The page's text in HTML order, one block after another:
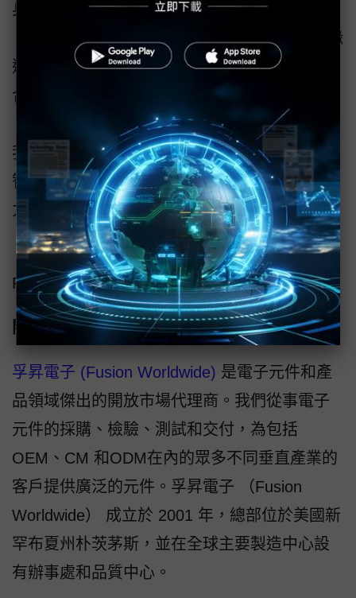
身為全球領先的電子元件代理商，孚昇電子
（Fusion Worldwide）
致力於支援人工智慧邊緣
運算事業。我們提供全面的尖端解決方案組
合，包括高效能處理器、圖形處理器
（GPU）、低功耗微控制器和連接解決方案。
我們致力於協助客戶在邊緣裝置上建置和部署
智慧應用，釋放人工智慧邊緣運算的巨大潛
力。
（以上文章作者為孚昇電子台灣地區銷售經理
Rickie Huang，DIGITIMES蕭怡恩編輯）
關於 Fusion Worldwide
孚昇電子 (Fusion Worldwide) 是電子元件和產
品領域傑出的開放市場代理商。我們從事電子
元件的採購、檢驗、測試和交付，為包括
OEM、CM 和ODM在內的眾多不同垂直產業的
客戶提供廣泛的元件。孚昇電子 （Fusion
Worldwide） 成立於 2001 年，總部位於美國新
罕布夏州朴茨茅斯，並在全球主要製造中心設
有辦事處和品質中心。